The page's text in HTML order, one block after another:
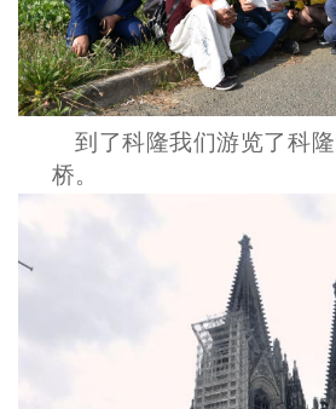
到了科隆我们游览了科
桥。